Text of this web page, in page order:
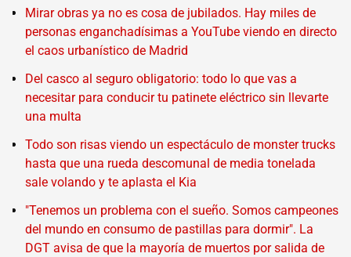
Mirar obras ya no es cosa de jubilados. Hay miles de
personas enganchadísimas a YouTube viendo en directo
el caos urbanístico de Madrid
Del casco al seguro obligatorio: todo lo que vas a
necesitar para conducir tu patinete eléctrico sin llevarte
una multa
Todo son risas viendo un espectáculo de monster trucks
hasta que una rueda descomunal de media tonelada
sale volando y te aplasta el Kia
"Tenemos un problema con el sueño. Somos campeones
del mundo en consumo de pastillas para dormir". La
DGT avisa de que la mayoría de muertos por salida de